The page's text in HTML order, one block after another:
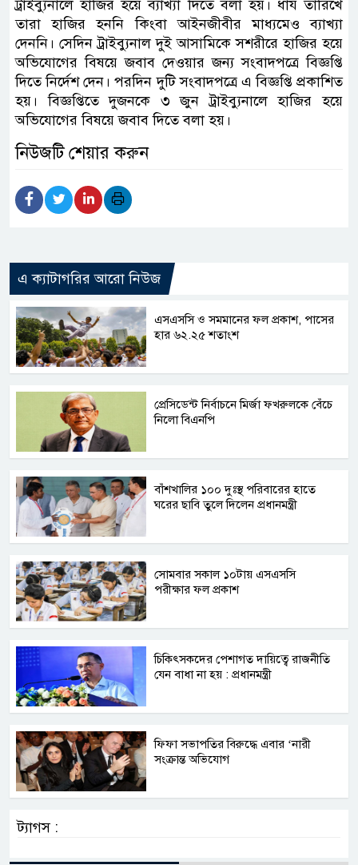
ট্রাইব্যুনালে হাজির হয়ে ব্যাখ্যা দিতে বলা হয়। ধার্য তারিখে
তারা হাজির হননি কিংবা আইনজীবীর মাধ্যমেও ব্যাখ্যা
দেননি। সেদিন ট্রাইব্যুনাল দুই আসামিকে সশরীরে হাজির হয়ে
অভিযোগের বিষয়ে জবাব দেওয়ার জন্য সংবাদপত্রে বিজ্ঞপ্তি
দিতে নির্দেশ দেন। পরদিন দুটি সংবাদপত্রে এ বিজ্ঞপ্তি প্রকাশিত
হয়। বিজ্ঞপ্তিতে দুজনকে ৩ জুন ট্রাইব্যুনালে হাজির হয়ে
অভিযোগের বিষয়ে জবাব দিতে বলা হয়।
নিউজটি শেয়ার করুন
এ ক্যাটাগরির আরো নিউজ
এসএসসি ও সমমানের ফল প্রকাশ, পাসের
হার ৬২.২৫ শতাংশ
প্রেসিডেন্ট নির্বাচনে মির্জা ফখরুলকে বেঁচে
নিলো বিএনপি
বাঁশখালির ১০০ দুঃস্থ পরিবারের হাতে
ঘরের ছাবি তুলে দিলেন প্রধানমন্ত্রী
সোমবার সকাল ১০টায় এসএসসি
পরীক্ষার ফল প্রকাশ
চিকিৎসকদের পেশাগত দায়িত্বে রাজনীতি
যেন বাধা না হয় : প্রধানমন্ত্রী
ফিফা সভাপতির বিরুদ্ধে এবার ‘নারী
সংক্রান্ত অভিযোগ
ট্যাগস :